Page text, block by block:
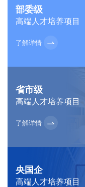
高、覆盖范围广泛、...
部委级
高端人才培养项目
了解详情
省市级
高端人才培养项目
了解详情
央国企
高端人才培养项目